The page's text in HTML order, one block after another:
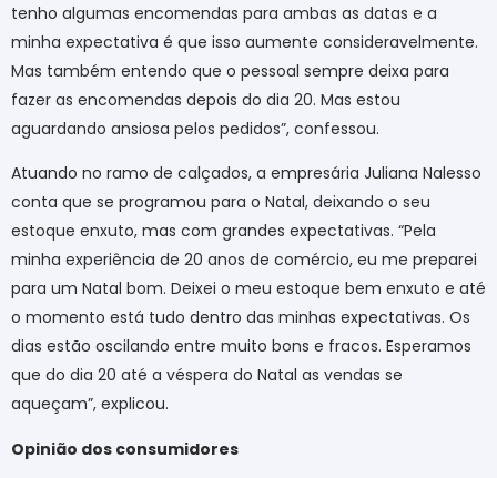
tenho algumas encomendas para ambas as datas e a
minha expectativa é que isso aumente consideravelmente.
Mas também entendo que o pessoal sempre deixa para
fazer as encomendas depois do dia 20. Mas estou
aguardando ansiosa pelos pedidos”, confessou.
Atuando no ramo de calçados, a empresária Juliana Nalesso
conta que se programou para o Natal, deixando o seu
estoque enxuto, mas com grandes expectativas. “Pela
minha experiência de 20 anos de comércio, eu me preparei
para um Natal bom. Deixei o meu estoque bem enxuto e até
o momento está tudo dentro das minhas expectativas. Os
dias estão oscilando entre muito bons e fracos. Esperamos
que do dia 20 até a véspera do Natal as vendas se
aqueçam”, explicou.
Opinião dos consumidores